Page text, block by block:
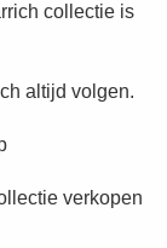
collectie is
altijd volgen.
verkopen